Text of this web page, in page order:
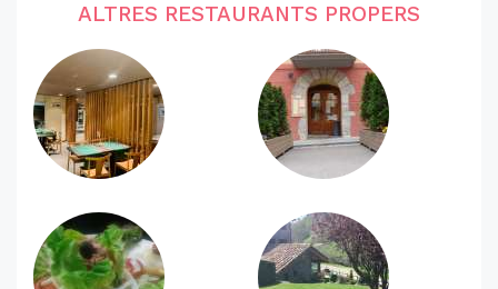
ALTRES RESTAURANTS PROPERS